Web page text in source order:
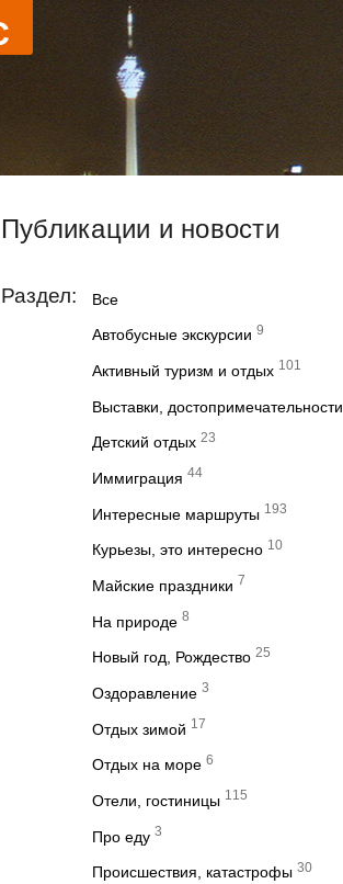
Публикации и новости
Раздел: Все
Автобусные экскурсии 9
Активный туризм и отдых 101
Выставки, достопримечательности
Детский отдых 23
Иммиграция 44
Интересные маршруты 193
Курьезы, это интересно 10
Майские праздники 7
На природе 8
Новый год, Рождество 25
Оздоравление 3
Отдых зимой 17
Отдых на море 6
Отели, гостиницы 115
Про еду 3
Происшествия, катастрофы 30